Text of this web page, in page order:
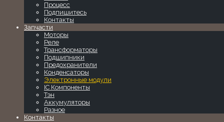
Процесс
Подпишитесь
Контакты
Запчасти
Моторы
Реле
Трансформаторы
Подшипники
Предохранители
Конденсаторы
Электронные модули
IC Компоненты
Тэн
Аккумуляторы
Разное
Контакты